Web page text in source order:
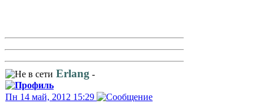
Erlang -
Пн 14 май, 2012 15:29